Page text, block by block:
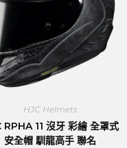
HJC Helmets
RPHA 11 沒牙 彩繪 全罩式
安全帽 馴龍高手 聯名